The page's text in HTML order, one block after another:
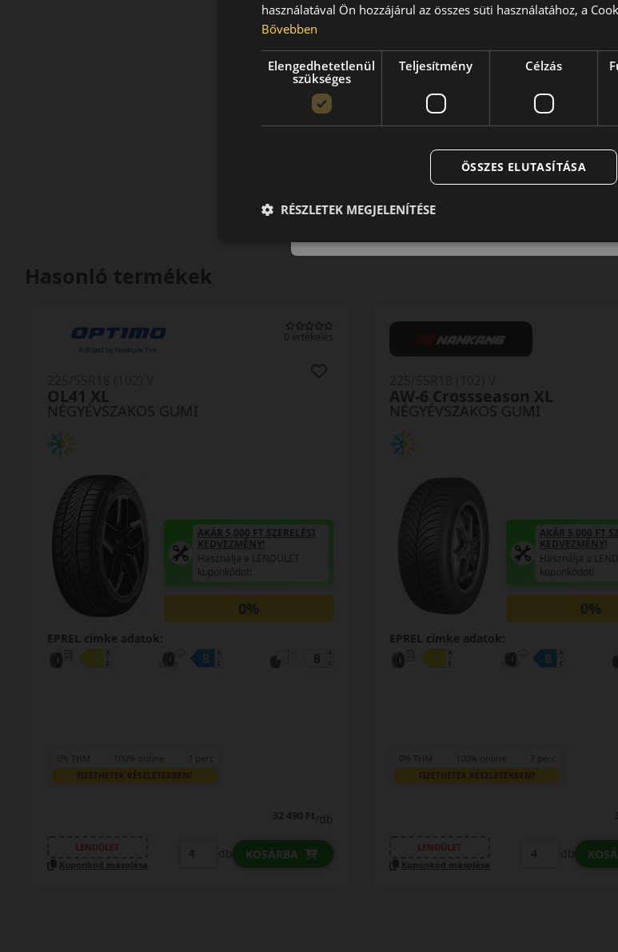
Hasonló termékek
0 értékelés
NÉGYÉVSZAKOS GUMI
OL41 XL
AKÁR 5.000 FT SZERELÉSI
KEDVEZMÉNY!
Használja a LENDÜLET
kuponkódot!
0%
EPREL cimke adatok:
0% THM 100% online 7 perc
FIZETHETEK RÉSZLETEKBEN?
32 490 Ft/db
LENDÜLET
Kuponkód másolása
db KOSÁRBA
NÉGYÉVSZAKOS GUMI
AW-6 Crossseason XL
AKÁR 5.000 FT
KEDVEZMÉNY!
Használja a
kuponkódot!
0%
EPREL cimke adatok:
0% THM 100% online 7 perc
FIZETHETEK RÉSZLETEKBEN?
LENDÜLET
Kuponkód másolása
db
használatával Ön hozzájárul az összes süti használatához, a
Bővebben
Elengedhetetlenül
szükséges
Teljesítmény Célzás
ÖSSZES ELUTASÍTÁSA
RÉSZLETEK MEGJELENÍTÉSE